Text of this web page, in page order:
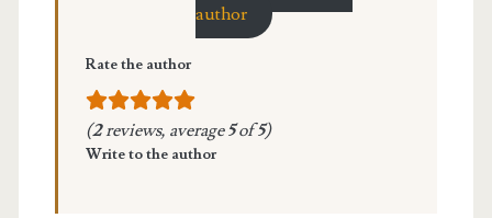
author
Rate the author
(2reviews, average5of5)
Write to the author